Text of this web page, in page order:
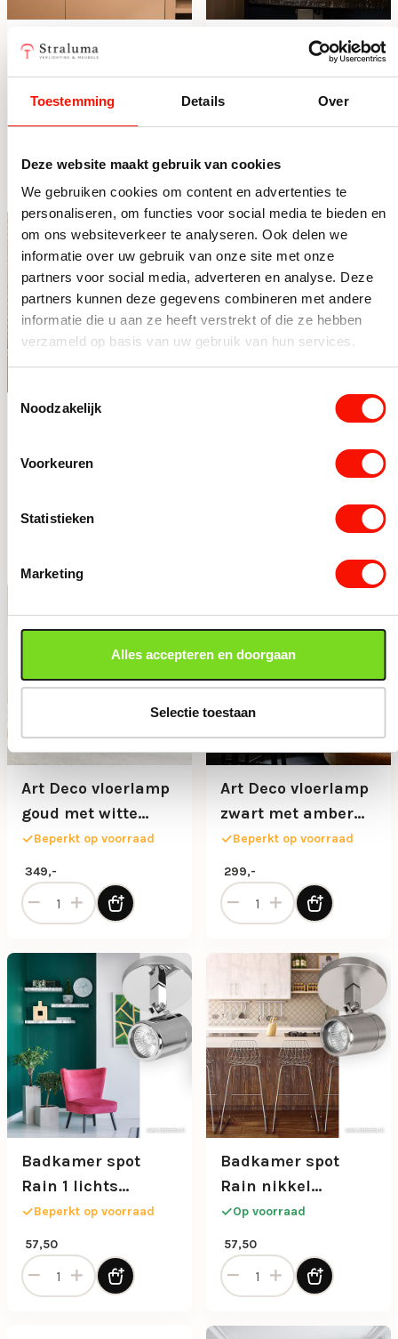
Toestemming Details Over
Deze website maakt gebruik van cookies
We gebruiken cookies om content en advertenties te
personaliseren, om functies voor social media te bieden en
om ons websiteverkeer te analyseren. Ook delen we
informatie over uw gebruik van onze site met onze
partners voor social media, adverteren en analyse. Deze
partners kunnen deze gegevens combineren met andere
informatie die u aan ze heeft verstrekt of die ze hebben
verzameld op basis van uw gebruik van hun services.
Toestemmingsselectie
Noodzakelijk
Voorkeuren
Statistieken
Marketing
Alles accepteren en doorgaan
Selectie toestaan
Amber globe
met bronzen voet
Beperkt op voorraad
159,-
Antiek bronzen
lampvoet Semut
exclusief kap
49,90
Antiek bronzen
exclusief kap
Op voorraad
Antiek bronzen lampvoet Semut exclusief kap aantal
Antiek bronzen
Light and Living
Antiek bronzen tafellamp
Art Deco vloerlamp
goud met witte
glazen bollen
Beperkt op voorraad
349,-
Art Deco vloerlamp goud met witte glazen bollen aantal
Art Deco vloerlamp
zwart met amber
glazen bollen
Beperkt op voorraad
299,-
Art Deco vloerlamp zwart
Badkamer spot
Rain 1 lichts
chroom
Beperkt op voorraad
57,50
Badkamer spot Rain 1 lichts chroom aantal
Badkamer spot
Rain nikkel
verstelbaar
Op voorraad
57,50
Badkamer spot Rain